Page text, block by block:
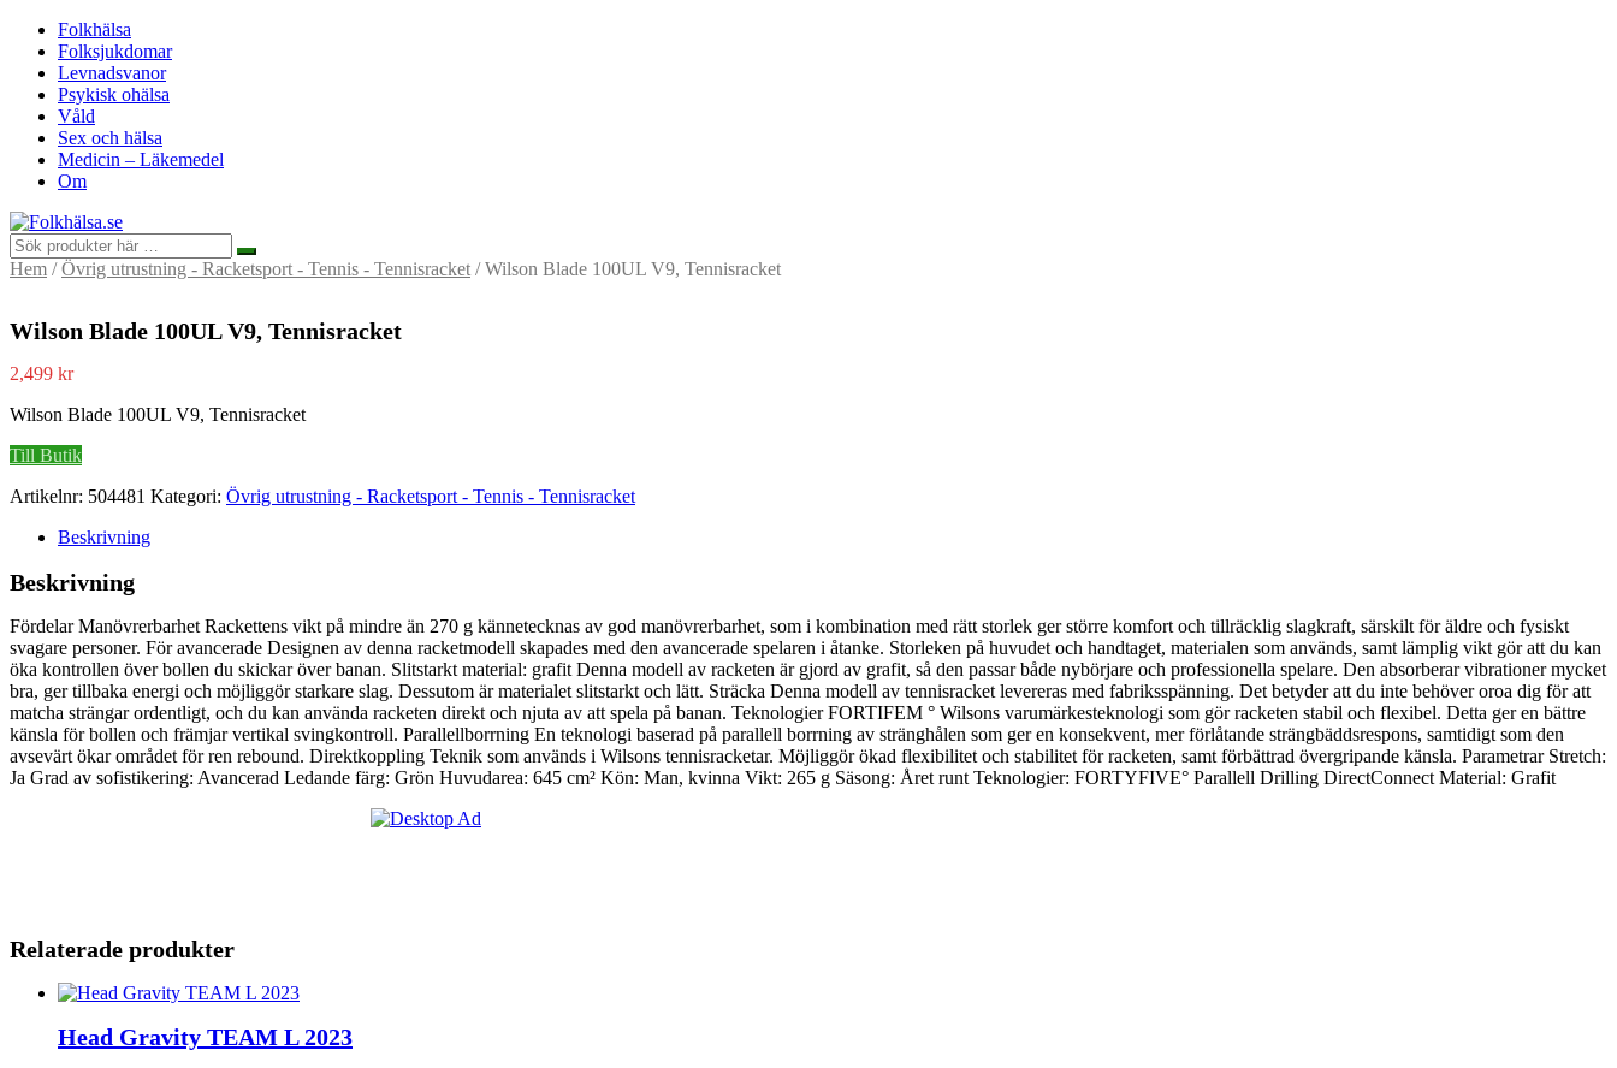
Folkhälsa
Folksjukdomar
Levnadsvanor
Psykisk ohälsa
Våld
Sex och hälsa
Medicin – Läkemedel
Om
Hem /Övrig utrustning - Racketsport - Tennis - Tennisracket / Wilson Blade 100UL V9, Tennisracket
Wilson Blade 100UL V9, Tennisracket
2,499 kr
Wilson Blade 100UL V9, Tennisracket
Till Butik
Artikelnr: 504481 Kategori: Övrig utrustning - Racketsport - Tennis - Tennisracket
Beskrivning
Beskrivning
Fördelar Manövrerbarhet Rackettens vikt på mindre än 270 g kännetecknas av god manövrerbarhet, som i kombination med rätt storlek ger större komfort och tillräcklig slagkraft, särskilt för äldre och fysiskt
svagare personer. För avancerade Designen av denna racketmodell skapades med den avancerade spelaren i åtanke. Storleken på huvudet och handtaget, materialen som används, samt lämplig vikt gör att du kan
öka kontrollen över bollen du skickar över banan. Slitstarkt material: grafit Denna modell av racketen är gjord av grafit, så den passar både nybörjare och professionella spelare. Den absorberar vibrationer mycket
bra, ger tillbaka energi och möjliggör starkare slag. Dessutom är materialet slitstarkt och lätt. Sträcka Denna modell av tennisracket levereras med fabriksspänning. Det betyder att du inte behöver oroa dig för att
matcha strängar ordentligt, och du kan använda racketen direkt och njuta av att spela på banan. Teknologier FORTIFEM ° Wilsons varumärkesteknologi som gör racketen stabil och flexibel. Detta ger en bättre
känsla för bollen och främjar vertikal svingkontroll. Parallellborrning En teknologi baserad på parallell borrning av stränghålen som ger en konsekvent, mer förlåtande strängbäddsrespons, samtidigt som den
avsevärt ökar området för ren rebound. Direktkoppling Teknik som används i Wilsons tennisracketar. Möjliggör ökad flexibilitet och stabilitet för racketen, samt förbättrad övergripande känsla. Parametrar Stretch:
Ja Grad av sofistikering: Avancerad Ledande färg: Grön Huvudarea: 645 cm² Kön: Man, kvinna Vikt: 265 g Säsong: Året runt Teknologier: FORTYFIVE° Parallell Drilling DirectConnect Material: Grafit
Relaterade produkter
Head Gravity TEAM L 2023